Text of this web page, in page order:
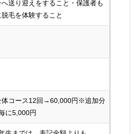
送り迎えをすること・保護者も
毛を体験すること
体コース12回→60,000円※追加分
に5,000円